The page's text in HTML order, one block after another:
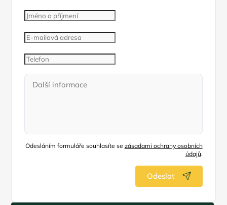
Odesláním formuláře souhlasíte se zásadami ochrany osobních
údajů.
Odeslat